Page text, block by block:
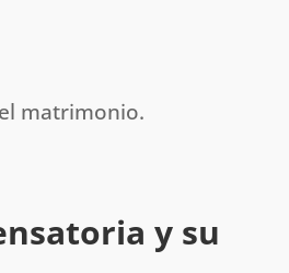
matrimonio.
y su